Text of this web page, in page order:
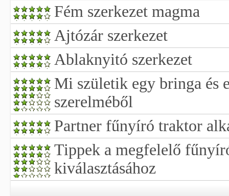
Fém szerkezet magma
Ajtózár szerkezet
Ablaknyitó szerkezet
Mi születik egy bringa és
szerelméből
Partner fűnyíró traktor
Tippek a megfelelő
kiválasztásához